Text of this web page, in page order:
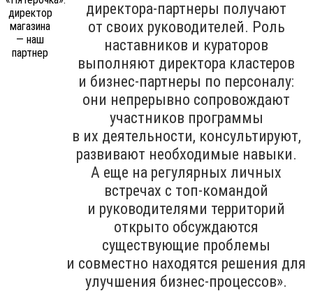
директора-партнеры получают
от своих руководителей. Роль
наставников и кураторов
выполняют директора кластеров
и бизнес-партнеры по персоналу:
они непрерывно сопровождают
участников программы
в их деятельности, консультируют,
развивают необходимые навыки.
А еще на регулярных личных
встречах с топ-командой
и руководителями территорий
открыто обсуждаются
существующие проблемы
и совместно находятся решения для
улучшения бизнес-процессов».